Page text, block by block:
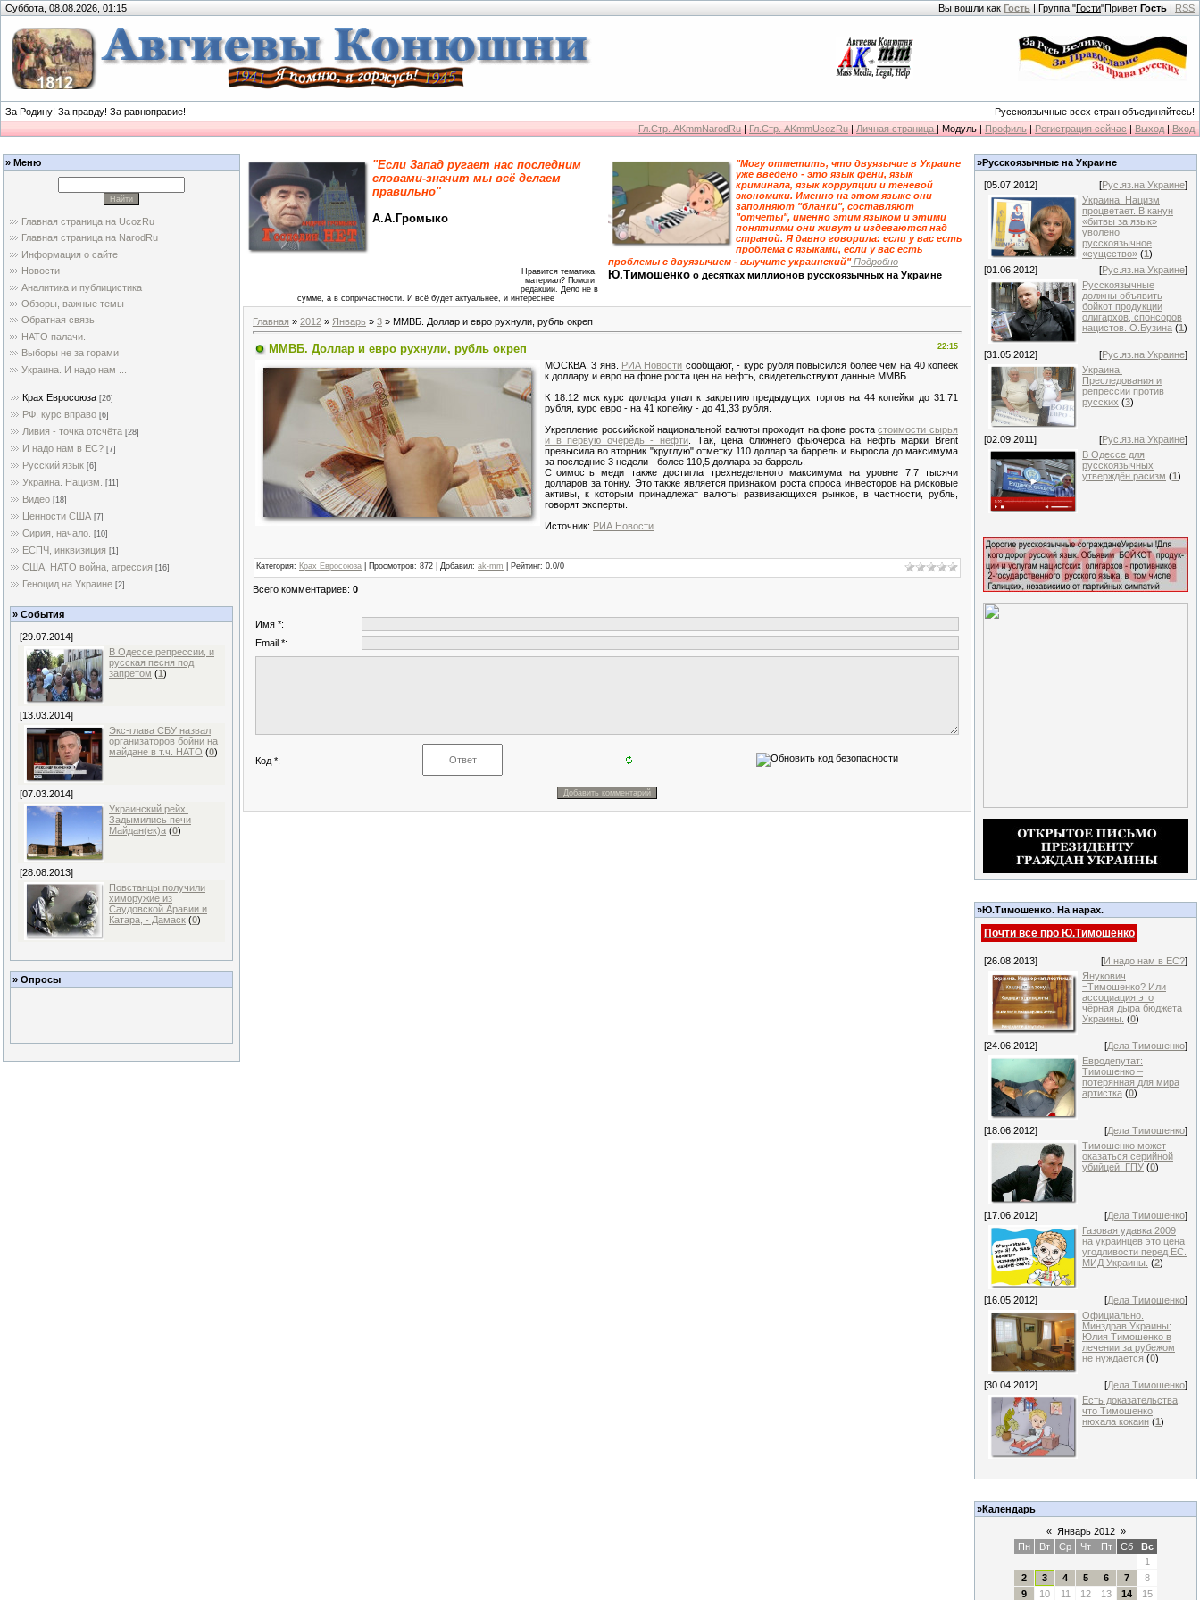
Суббота, 08.08.2026, 01:15 Вы вошли как Гость | Группа "Гости"Привет Гость | RSS
За Родину! За правду! За равноправие!
Русскоязычные всех стран объединяйтесь!
Гл.Стр. AKmmNarodRu | Гл.Стр. AKmmUcozRu | Личная страница | Модуль | Профиль | Регистрация сейчас | Выход | Вход
» Меню
Главная страница на UcozRu
Главная страница на NarodRu
Информация о сайте
Новости
Аналитика и публицистика
Обзоры, важные темы
Обратная связь
НАТО палачи.
Выборы не за горами
Украина. И надо нам ...
Крах Евросоюза [26]
РФ, курс вправо [6]
Ливия - точка отсчёта [28]
И надо нам в ЕС? [7]
Русский язык [6]
Украина. Нацизм. [11]
Видео [18]
Ценности США [7]
Сирия, начало. [10]
ЕСПЧ, инквизиция [1]
США, НАТО война, агрессия [16]
Геноцид на Украине [2]
» События
[29.07.2014]
В Одессе репрессии, и
русская песня под
запретом (1)
[13.03.2014]
Экс-глава СБУ назвал
организаторов бойни на
майдане в т.ч. НАТО (0)
[07.03.2014]
Украинский рейх.
Задымились печи
Майдан(ек)а (0)
[28.08.2013]
Повстанцы получили
химоружие из
Саудовской Аравии и
Катара, - Дамаск (0)
» Опросы
"Если Запад ругает нас последним
словами-значит мы всё делаем
правильно"
А.А.Громыко
"Могу отметить, что двуязычие в Украине
уже введено - это язык фени, язык
криминала, язык коррупции и теневой
экономики. Именно на этом языке они
заполняют "бланки", составляют
"отчеты", именно этим языком и этими
понятиями они живут и издеваются над
страной. Я давно говорила: если у вас есть
проблема с языками, если у вас есть
проблемы с двуязычием - выучите украинский"Подробно
Ю.Тимошенко о десятках миллионов русскоязычных на Украине
Нравится тематика,
материал? Помоги
редакции. Дело не в
сумме, а в сопричастности. И всё будет актуальнее, и интереснее
Главная » 2012 » Январь » 3 » ММВБ. Доллар и евро рухнули, рубль окреп
22:15
ММВБ. Доллар и евро рухнули, рубль окреп
МОСКВА, 3 янв. РИА Новости сообщают, - курс рубля повысился более чем на 40 копеек
к доллару и евро на фоне роста цен на нефть, свидетельствуют данные ММВБ.
К 18.12 мск курс доллара упал к закрытию предыдущих торгов на 44 копейки до 31,71
рубля, курс евро - на 41 копейку - до 41,33 рубля.
Укрепление российской национальной валюты проходит на фоне ростастоимости сырья
и в первую очередь - нефти . Так, цена ближнего фьючерса на нефть марки Brent
превысила во вторник "круглую" отметку 110 доллар за баррель и выросла до максимума
за последние 3 недели - более 110,5 доллара за баррель.
Стоимость меди также достигла трехнедельного максимума на уровне 7,7 тысячи
долларов за тонну. Это также является признаком роста спроса инвесторов на рисковые
активы, к которым принадлежат валюты развивающихся рынков, в частности, рубль,
говорят эксперты.
Источник: РИА Новости
Категория: Крах Евросоюза Просмотров: 872 | Добавил: ak-mm Рейтинг: 0.0/0
Всего комментариев: 0
Имя *:
Email *:
Код *:
»Русскоязычные на Украине
[05.07.2012] [Рус.яз.на Украине]
Украина. Нацизм
процветает. В канун
«битвы за язык»
уволено
русскоязычное
«существо» (1)
[01.06.2012]
[Рус.яз.на Украине]
Русскоязычные
должны объявить
бойкот продукции
олигархов, спонсоров
нацистов. О.Бузина (1)
[31.05.2012] [Рус.яз.на Украине]
Украина.
Преследования и
репрессии против
русских (3)
[02.09.2011] [Рус.яз.на Украине]
В Одессе для
русскоязычных
утверждён расизм (1)
»Ю.Тимошенко. На нарах.
Почти всё про Ю.Тимошенко
[26.08.2013] [И надо нам в ЕС?]
Янукович
=Тимошенко? Или
ассоциация это
чёрная дыра бюджета
Украины. (0)
[24.06.2012] [Дела Тимошенко]
Евродепутат:
Тимошенко –
потерянная для мира
артистка (0)
[18.06.2012] [Дела Тимошенко]
Тимошенко может
оказаться серийной
убийцей. ГПУ (0)
[17.06.2012] [Дела Тимошенко]
Газовая удавка 2009
на украинцев это цена
угодливости перед ЕС.
МИД Украины. (2)
[16.05.2012] [Дела Тимошенко]
Официально.
Минздрав Украины:
Юлия Тимошенко в
лечении за рубежом
не нуждается (0)
[30.04.2012] [Дела Тимошенко]
Есть доказательства,
что Тимошенко
нюхала кокаин (1)
»Календарь
« Январь 2012 »
Пн
Вт Ср Чт Пт Сб
Вс
1
2
3 4 5 6 7
8
9
10 11 12 13 14 15